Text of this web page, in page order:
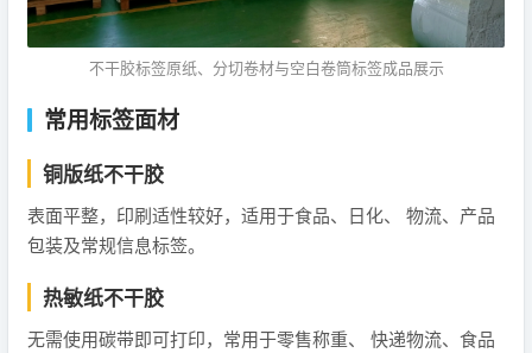
不干胶标签原纸、分切卷材与空白卷筒标签成品展示
常用标签面材
铜版纸不干胶
表面平整，印刷适性较好，适用于食品、日化、 物流、产品
包装及常规信息标签。
热敏纸不干胶
无需使用碳带即可打印，常用于零售称重、 快递物流、食品